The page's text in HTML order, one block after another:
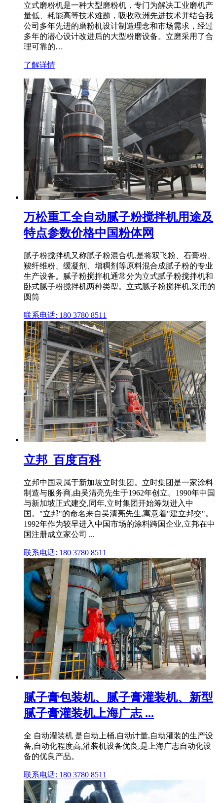
立式磨粉机是一种大型磨粉机，专门为解决工业磨机产
量低、耗能高等技术难题，吸收欧洲先进技术并结合我
公司多年先进的磨粉机设计制造理念和市场需求，经过
多年的潜心设计改进后的大型粉磨设备。立磨采用了合
理可靠的…
了解详情
万松重工全自动腻子粉搅拌机用途及
特点参数价格中国粉体网
腻子粉搅拌机又称腻子粉混合机,是将双飞粉、石膏粉、
羧纤维粉、缓凝剂、增稠剂等原料混合成腻子粉的专业
生产设备。腻子粉搅拌机通常分为立式腻子粉搅拌机和
卧式腻子粉搅拌机两种类型。立式腻子粉搅拌机,采用的
圆筒
联系电话: 180 3780 8511
立邦_百度百科
立邦中国隶属于新加坡立时集团。立时集团是一家涂料
制造与服务商,由吴清亮先生于1962年创立。1990年中国
与新加坡正式建交,同年,立时集团开始筹划进入中
国。"立邦"的命名来自吴清亮先生,寓意着"建立邦交"。
1992年作为较早进入中国市场的涂料跨国企业,立邦在中
国注册成立家公司 ...
联系电话: 180 3780 8511
腻子膏包装机、腻子膏灌装机、新型
腻子膏灌装机上海广志 ...
全 自动灌装机 是自动上桶,自动计量,自动灌装的生产设
备,自动化程度高,灌装机设备优良,是上海广志自动化设
备的优良产品。
联系电话: 180 3780 8511